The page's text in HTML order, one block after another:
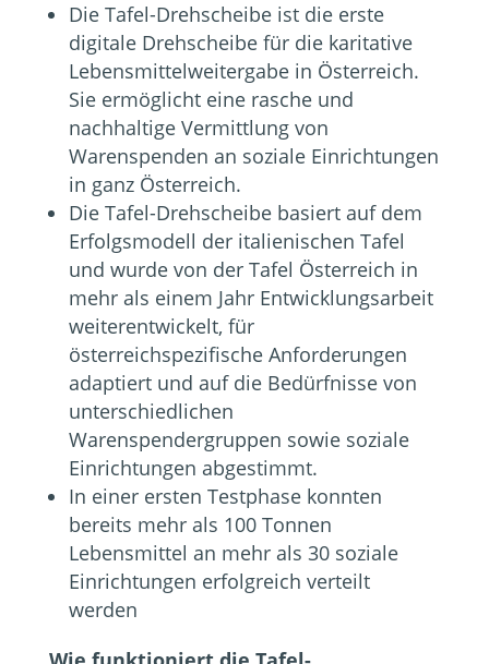
Die Tafel-Drehscheibe ist die erste
digitale Drehscheibe für die karitative
Lebensmittelweitergabe in Österreich.
Sie ermöglicht eine rasche und
nachhaltige Vermittlung von
Warenspenden an soziale Einrichtungen
in ganz Österreich.
Die Tafel-Drehscheibe basiert auf dem
Erfolgsmodell der italienischen Tafel
und wurde von der Tafel Österreich in
mehr als einem Jahr Entwicklungsarbeit
weiterentwickelt, für
österreichspezifische Anforderungen
adaptiert und auf die Bedürfnisse von
unterschiedlichen
Warenspendergruppen sowie soziale
Einrichtungen abgestimmt.
In einer ersten Testphase konnten
bereits mehr als 100 Tonnen
Lebensmittel an mehr als 30 soziale
Einrichtungen erfolgreich verteilt
werden